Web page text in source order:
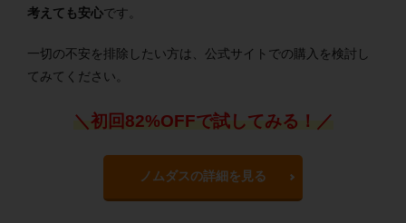
考えても安心です。
一切の不安を排除したい方は、公式サイトでの購入を検討し
てみてください。
＼初回82%OFFで試してみる！／
ノムダスの詳細を見る